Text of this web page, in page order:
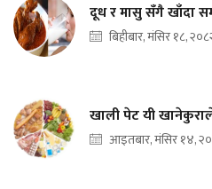
दूध र मासु सँगै खाँदा
बिहीबार, मंसिर १८,
खाली पेट यी
आइतबार, मंसिर १४,